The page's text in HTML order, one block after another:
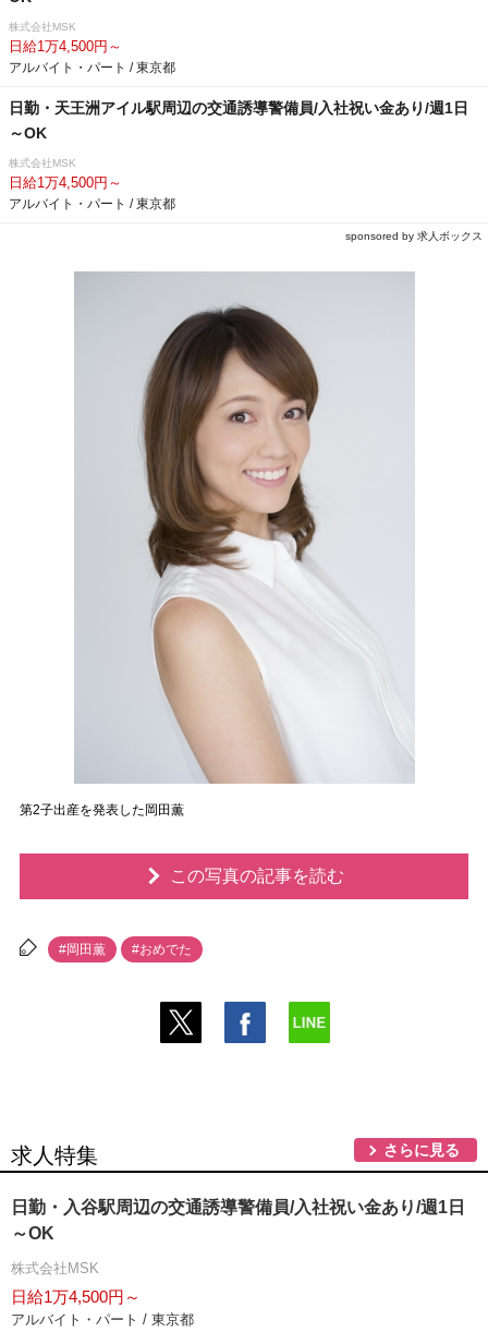
株式会社MSK
日給1万4,500円～
アルバイト・パート / 東京都
日勤・天王洲アイル駅周辺の交通誘導警備員/入社祝い金あり/週1日
～OK
株式会社MSK
日給1万4,500円～
アルバイト・パート / 東京都
sponsored by 求人ボックス
第2子出産を発表した岡田薫
この写真の記事を読む
#岡田薫 #おめでた
求人特集 さらに見る
日勤・入谷駅周辺の交通誘導警備員/入社祝い金あり/週1日
～OK
株式会社MSK
日給1万4,500円～
アルバイト・パート / 東京都